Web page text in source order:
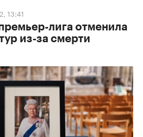
13:41
лига отменила
из-за смерти